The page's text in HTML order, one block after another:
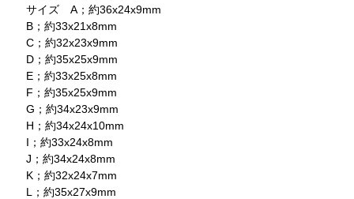
サイズ A；約36x24x9mm
B；約33x21x8mm
C；約32x23x9mm
D；約35x25x9mm
E；約33x25x8mm
F；約35x25x9mm
G；約34x23x9mm
H；約34x24x10mm
I；約33x24x8mm
J；約34x24x8mm
K；約32x24x7mm
L；約35x27x9mm